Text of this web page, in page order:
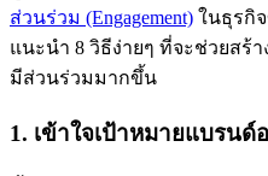
ส่วนร่วม (Engagement) ในธุรกิ
แนะนำ 8 วิธีง่ายๆ ที่จะช่วยสร้
มีส่วนร่วมมากขึ้น
1. เข้าใจเป้าหมายแบรนด์